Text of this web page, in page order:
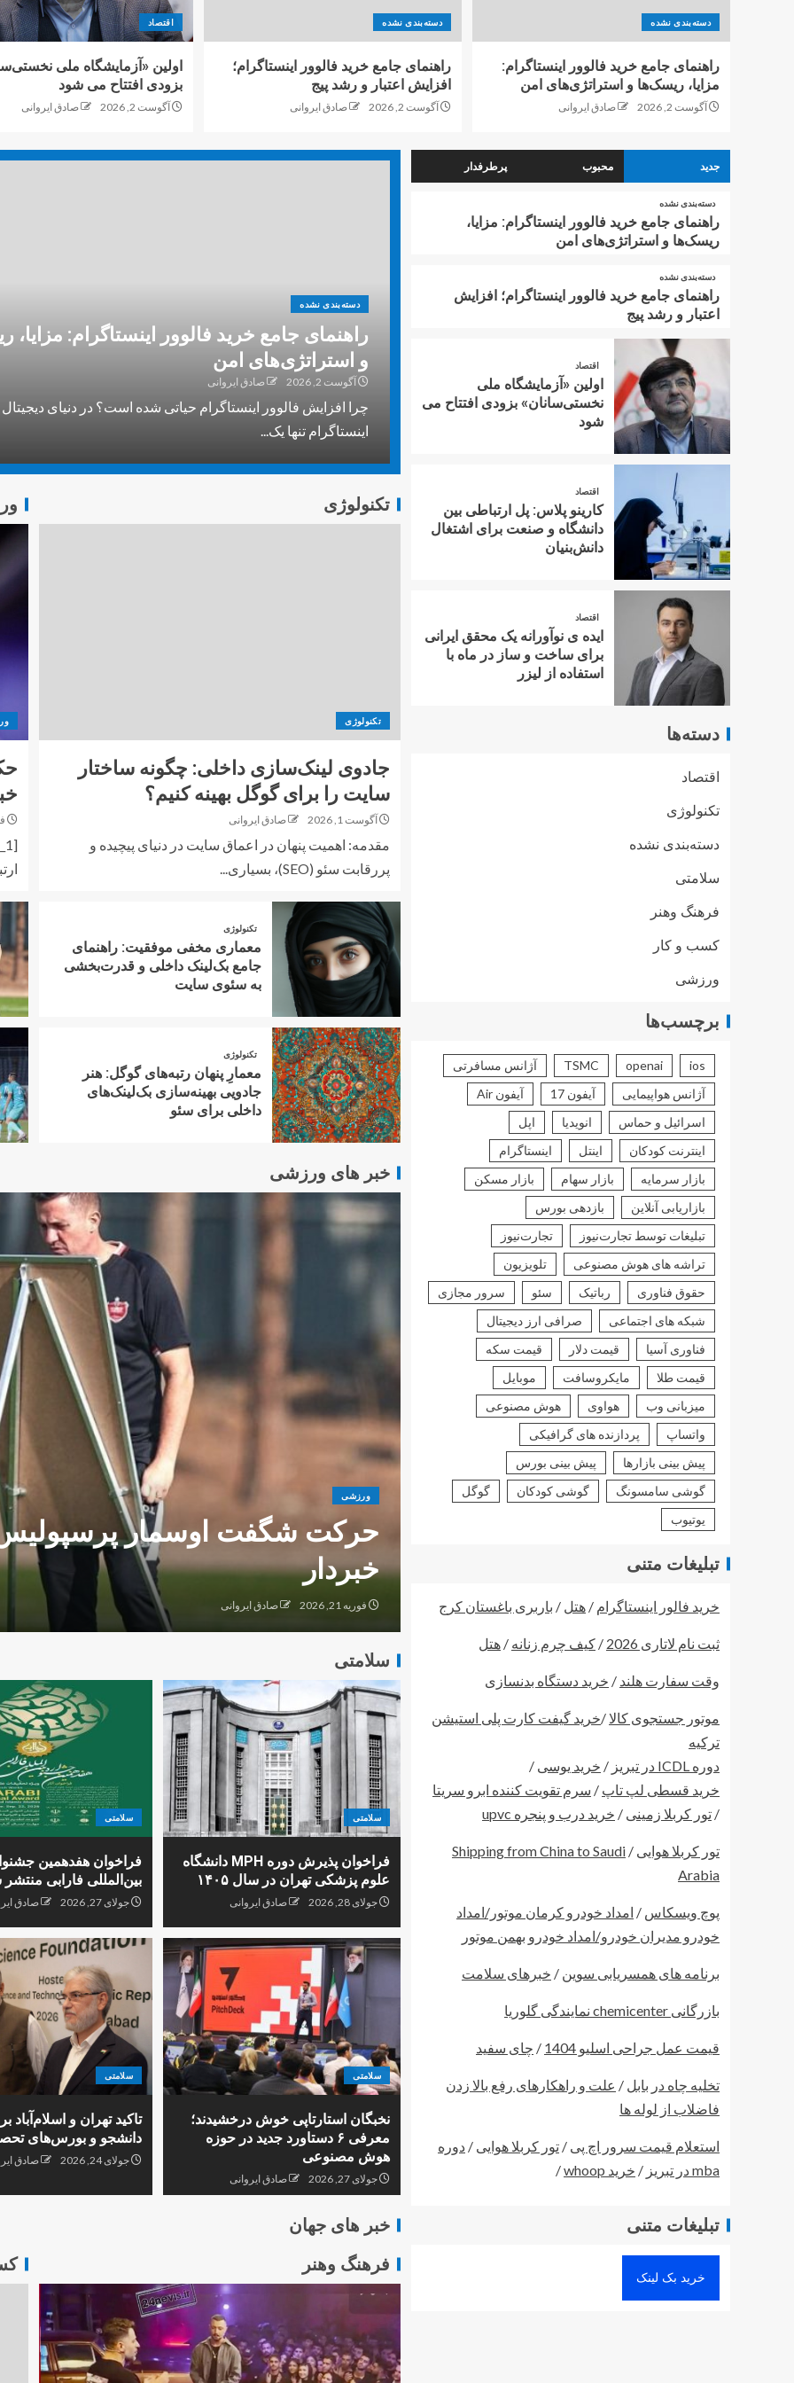
دسته‌بندی نشده
راهنمای جامع خرید فالوور اینستاگرام:
مزایا، ریسک‌ها و استراتژی‌های امن
آگوست 2, 2026 صادق ایروانی
دسته‌بندی نشده
راهنمای جامع خرید فالوور اینستاگرام؛
افزایش اعتبار و رشد پیج
آگوست 2, 2026 صادق ایروانی
اقتصاد
اولین «آزمایشگاه ملی
بزودی افتتاح می شود
آگوست 2, 2026 صادق ایروانی
دسته‌بندی نشده
راهنمای جامع خرید فالوور اینستاگرام: مزایا،
و استراتژی‌های امن
آگوست 2, 2026 صادق ایروانی
چرا افزایش فالوور اینستاگرام حیاتی شده است؟ در دنیای دیجیتال
اینستاگرام تنها یک...
تکنولوژی
تکنولوژی
جادوی لینک‌سازی داخلی: چگونه ساختار
سایت را برای گوگل بهینه کنیم؟
آگوست 1, 2026 صادق ایروانی
مقدمه: اهمیت پنهان در اعماق سایت در دنیای پیچیده و
پررقابت سئو (SEO)، بسیاری...
تکنولوژی
معماری مخفی موفقیت: راهنمای
جامع بک‌لینک داخلی و قدرت‌بخشی
به سئوی سایت
تکنولوژی
معمارِ پنهان رتبه‌های گوگل: هنر
جادویی بهینه‌سازی بک‌لینک‌های
داخلی برای سئو
خبر های ورزشی
شد – خبردار
ورزشی
حرکت شگفت اوسمار پرسپولیس
خبردار
فوریه 21, 2026 صادق ایروانی
سلامتی
سلامتی
فراخوان پذیرش دوره MPH دانشگاه
علوم پزشکی تهران در سال ۱۴۰۵
جولای 28, 2026 صادق ایروانی
سلامتی
فراخوان هفدهمین
بین‌المللی فارابی
جولای 27, 2026 صادق
سلامتی
نخبگان استارتاپی خوش درخشیدند؛
معرفی ۶ دستاورد جدید در حوزه
هوش مصنوعی
جولای 27, 2026 صادق ایروانی
سلامتی
تاکید تهران و اسلام‌آباد
دانشجو و بورس‌های
جولای 24, 2026 صادق
خبر های جهان
فرهنگ وهنر
جدید محبوب پرطرفدار
دسته‌بندی نشده
راهنمای جامع خرید فالوور اینستاگرام: مزایا،
ریسک‌ها و استراتژی‌های امن
دسته‌بندی نشده
راهنمای جامع خرید فالوور اینستاگرام؛ افزایش
اعتبار و رشد پیج
اقتصاد
اولین «آزمایشگاه ملی
نخستی‌سانان» بزودی افتتاح می
شود
اقتصاد
کارینو پلاس: پل ارتباطی بین
دانشگاه و صنعت برای اشتغال
دانش‌بنیان
اقتصاد
ایده ی نوآورانه یک محقق ایرانی
برای ساخت و ساز در ماه با
استفاده از لیزر
دسته‌ها
اقتصاد
تکنولوژی
دسته‌بندی نشده
سلامتی
فرهنگ وهنر
کسب و کار
ورزشی
برچسب‌ها
ios
openai
TSMC
آژانس مسافرتی
آژانس هواپیمایی
آیفون 17
آیفون Air
اسرائیل و حماس
انویدیا
اپل
اینترنت کودکان
اینتل
اینستاگرام
بازار سرمایه
بازار سهام
بازار مسکن
بازاریابی آنلاین
بازدهی بورس
تبلیغات توسط تجارت‌نیوز
تجارت‌نیوز
تراشه های هوش مصنوعی
تلویزیون
حقوق فناوری
رباتیک سئو
سرور مجازی
شبکه های اجتماعی
صرافی ارز دیجیتال
فناوری آسیا
قیمت دلار
قیمت سکه
قیمت طلا
مایکروسافت
موبایل
میزبانی وب
هواوی
هوش مصنوعی
واتساپ
پردازنده های گرافیکی
پیش بینی بازارها
پیش بینی بورس
گوشی سامسونگ
گوشی کودکان
گوگل
یوتیوب
تبلیغات متنی
خرید فالور اینستاگرام / هتل / باربری باغستان کرج
ثبت نام لاتاری 2026 / کیف چرم زنانه / هتل
وقت سفارت هلند / خرید دستگاه بدنسازی
موتور جستجوی کالا/خرید گیفت کارت پلی استیشن
ترکیه
دوره ICDL در تبریز
/ خرید یوسی /
خرید قسطی لپ تاپ / سرم تقویت کننده ابرو سریتا
/ تور کربلا زمینی / خرید درب و پنجره upvc
تور کربلا هوایی /
Shipping from China to Saudi
Arabia
پوچ ویسکاس / امداد خودرو کرمان موتور/امداد
خودرو مدیران خودرو/امداد خودرو بهمن موتور
برنامه های همسریابی سوین / خبرهای سلامت
بازرگانی chemicenter نمایندگی گلوریا
قیمت عمل جراحی اسلیو 1404 / چای سفید
تخلیه چاه در بابل / علت و راهکارهای رفع بالا زدن
فاضلاب از لوله ها
استعلام قیمت سرور اچ پی / تور کربلا هوایی / دوره
mba در تبریز
/ خرید whoop /
تبلیغات متنی
خرید بک لینک